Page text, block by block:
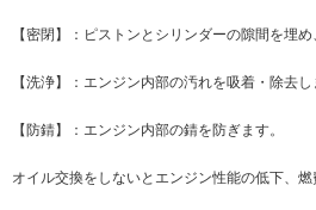
【密閉】： ピストンとシリンダーの隙間を埋め
【洗浄】：エンジン内部の汚れを吸着・除去し
【防錆】： エンジン内部の錆を防ぎます。
オイル交換をしないとエンジン性能の低下、燃